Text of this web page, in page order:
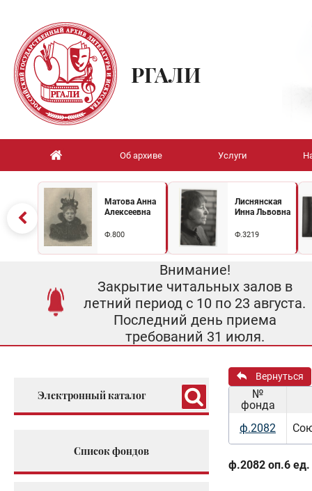
РГАЛИ
Об архиве Услуги
Матова Анна
Алексеевна
Ф.800
Лиснянская
Инна Львовна
Ф.3219
Внимание!
Закрытие читальных залов в
летний период с 10 по 23 августа.
Последний день приема
требований 31 июля.
Электронный каталог
Список фондов
Вернуться
№
фонда
ф.2082
ф.2082 оп.6 ед.